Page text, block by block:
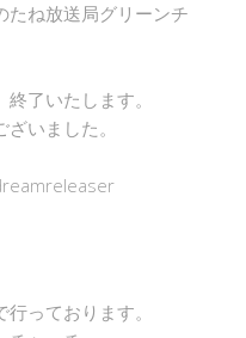
たね放送局グリーンチ
了いたします。
いました。
っております。